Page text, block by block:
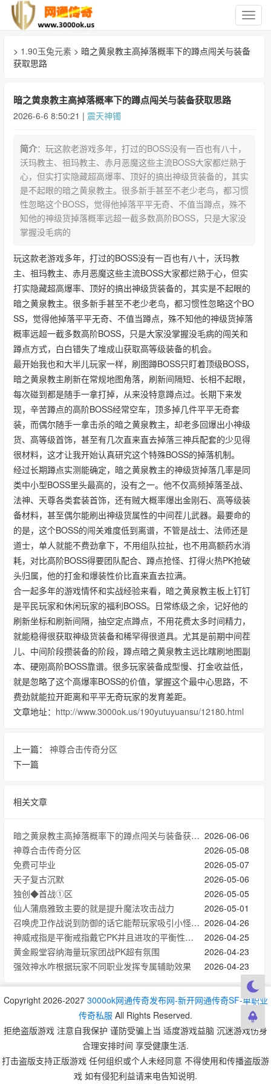
切
换
航
> 1.90玉兔元素 > 暗之黄泉教主高掉落概率下的蹲点闯关与装备
获取思路
暗之黄泉教主高掉落概率下的蹲点闯关与装备获取思路
2026-6-6 8:50:21 | 震天神镯
简介：玩这款老游戏多年，打过的BOSS没有一百也有八十，
沃玛教主、祖玛教主、赤月恶魔这些主流BOSS大家都烂熟于
心，但实打实隐藏超高爆率、顶好的搞出神级货装备的，其实
是不起眼的暗之黄泉教主。很多新手甚至不老少老鸟，都习惯
性忽略这个BOSS，觉得他掉落平平无奇、不值当蹲点，殊不
知他的神级货掉落概率远超一截多数高阶BOSS，只是大家没
掌握没毛病的
玩这款老游戏多年，打过的BOSS没有一百也有八十，沃玛教
主、祖玛教主、赤月恶魔这些主流BOSS大家都烂熟于心，但实
打实隐藏超高爆率、顶好的搞出神级货装备的，其实是不起眼的
暗之黄泉教主。很多新手甚至不老少老鸟，都习惯性忽略这个BO
SS，觉得他掉落平平无奇、不值当蹲点，殊不知他的神级货掉落
概率远超一截多数高阶BOSS，只是大家没掌握没毛病的闯关和
蹲点方式，白白错失了堆成山获取高等级装备的机会。
最开始我也和大半儿玩家一样，刷图蹲BOSS只盯着顶级BOSS，
暗之黄泉教主刷新在常规地图角落，刷新间隔短、长相不起眼，
每次碰到都是随手一拿打掉，从来没特意蹲点过。长期下来发
现，辛苦蹲点的高阶BOSS经常空车，顶多掉几件平平无奇套
装，而偶尔随手一拿击杀的暗之黄泉教主，却老多回爆出小神级
货、高等级首饰，甚至有几次直来直去掉落三神兵配套的少见得
很材料，这才让我开始认真研究这个特殊BOSS的掉落机制。
经过长期蹲点实测能确定，暗之黄泉教主的神级货掉落几率是同
类中小型BOSS里头最高的，没有之一。他不仅高频掉落圣战、
法神、天尊各类套装首饰，还有贼大概率爆出金刚石、高等级装
备材料，甚至偶尔能刷出神级货属性的中间茬儿武器。最要命的
的是，这个BOSS的闯关难度低到离谱，不管是战士、法师还是
道士，单人就能不费劲拿下，不用组队拉扯，也不用高额药水消
耗，对比高阶BOSS得要团队配合、蹲点抢怪、打得火热PK抢破
头归属，他的打金和爆装性价比直来直去拉满。
合一起多年的游戏情怀和实战经验来看，暗之黄泉教主板上钉钉
是平民玩家和休闲玩家的福利BOSS。日常练级之余，记好他的
刷新坐标和刷新间隔，抽空定点蹲点，不用花费太多时间精力，
就能稳得很获取神级货装备和稀罕得很道具。尤其是前期中间茬
儿、中间阶段攒装备的阶段，蹲点暗之黄泉教主远比瞎刷地图副
本、硬刚高阶BOSS靠谱。很多玩家装备成型慢、打金收益低，
就是忽略了这个高爆率BOSS的价值，掌握这个最中心思路，不
费劲就能拉开距离和平平无奇玩家的发育差距。
文章地址： http://www.3000ok.us/190yutuyuansu/12180.html
上一篇： 神尊合击传奇分区
下一篇
相关文章
2026-06-06
暗之黄泉教主高掉落概率下的蹲点闯关与装备获取思路
2026-05-08
神尊合击传奇分区
2026-05-07
免费可毕业
2026-05-06
天子复古沉默
2026-05-05
独创◆首战①区
2026-05-01
仙人蒲扇雅致主要的就是提升魔法攻击战力
2026-04-26
召唤虎卫作战说到防御的话它能帮玩家吸引小怪仇恨扛持续伤害
2026-04-25
神威戒指是平衡戒指戴它PK并且进攻的平衡性需要注意别只顾输出
2026-04-23
黄金殿堂容纳海量玩家团战PK超有氛围
2026-04-23
强效神水咋根据玩家不同职业发挥专属辅助效果
Copyright 2026-2027 3000ok网通传奇发布网-新开网通传奇SF-单职业
传奇私服 All Rights Reserved.
拒绝盗版游戏 注意自我保护 谨防受骗上当 适度游戏益脑 沉迷游戏伤身
合理安排时间 享受健康生活.
打击盗版支持正版游戏 任何组织或个人未经同意 不得使用和传播盗版游
戏 如有侵犯利益请来电告知说明.